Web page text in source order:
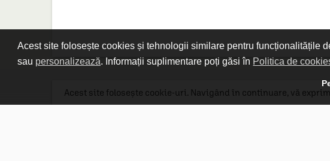
Acest site folosește cookies și tehnologii similare pentru funcționalitățile
sau personalizează. Informații suplimentare poți găsi în Politica de
Linkuri utile 
Acest site folosește cookie-uri. Navigând în continuare, vă